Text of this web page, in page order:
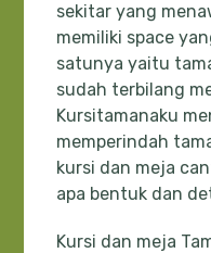
sekitar yang
memiliki space
satunya yaitu
sudah terbilang
Kursitamanaku
memperindah
kursi dan meja
apa bentuk dan
Kursi dan meja